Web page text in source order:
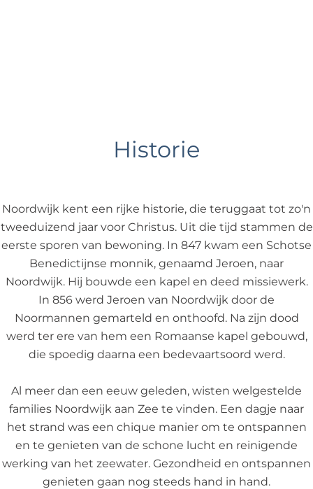
Historie
Noordwijk kent een rijke historie, die teruggaat tot zo'n
tweeduizend jaar voor Christus. Uit die tijd stammen de
eerste sporen van bewoning. In 847 kwam een Schotse
Benedictijnse monnik, genaamd Jeroen, naar
Noordwijk. Hij bouwde een kapel en deed missiewerk.
In 856 werd Jeroen van Noordwijk door de
Noormannen gemarteld en onthoofd. Na zijn dood
werd ter ere van hem een Romaanse kapel gebouwd,
die spoedig daarna een bedevaartsoord werd.
Al meer dan een eeuw geleden, wisten welgestelde
families Noordwijk aan Zee te vinden. Een dagje naar
het strand was een chique manier om te ontspannen
en te genieten van de schone lucht en reinigende
werking van het zeewater. Gezondheid en ontspannen
genieten gaan nog steeds hand in hand.